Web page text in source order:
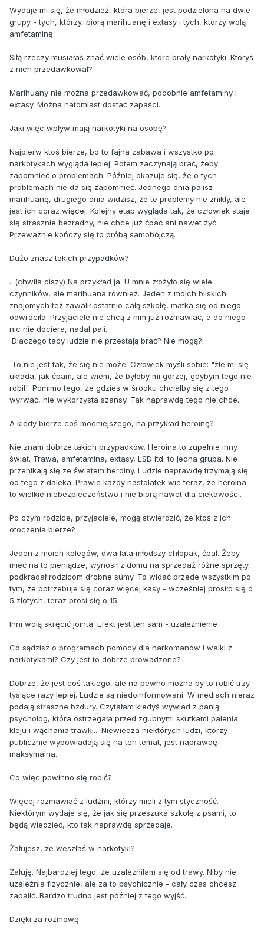
Wydaje mi się, że młodzież, która bierze, jest podzielona na dwie
grupy - tych, którzy, biorą marihuanę i extasy i tych, którzy wolą
amfetaminę.
Siłą rzeczy musiałaś znać wiele osób, które brały narkotyki. Któryś
z nich przedawkował?
Marihuany nie można przedawkować, podobnie amfetaminy i
extasy. Można natomiast dostać zapaści.
Jaki więc wpływ mają narkotyki na osobę?
Najpierw ktoś bierze, bo to fajna zabawa i wszystko po
narkotykach wygląda lepiej. Potem zaczynają brać, żeby
zapomnieć o problemach. Później okazuje się, że o tych
problemach nie da się zapomnieć. Jednego dnia palisz
marihuanę, drugiego dnia widzisz, że te problemy nie znikły, ale
jest ich coraz więcej. Kolejny etap wygląda tak, że człowiek staje
się strasznie bezradny, nie chce już ćpać ani nawet żyć.
Przeważnie kończy się to próbą samobójczą.
Dużo znasz takich przypadków?
...(chwila ciszy) Na przykład ja. U mnie złożyło się wiele
czynników, ale marihuana również. Jeden z moich bliskich
znajomych też zawalił ostatnio całą szkołę, matka się od niego
odwróciła. Przyjaciele nie chcą z nim już rozmawiać, a do niego
nic nie dociera, nadal pali.
Dlaczego tacy ludzie nie przestają brać? Nie mogą?
To nie jest tak, że się nie może. Człowiek myśli sobie: "źle mi się
układa, jak ćpam, ale wiem, że byłoby mi gorzej, gdybym tego nie
robił". Pomimo tego, że gdzieś w środku chciałby się z tego
wyrwać, nie wykorzysta szansy. Tak naprawdę tego nie chce.
A kiedy bierze coś mocniejszego, na przykład heroinę?
Nie znam dobrze takich przypadków. Heroina to zupełnie inny
świat. Trawa, amfetamina, extasy, LSD itd. to jedna grupa. Nie
przenikają się ze światem heroiny. Ludzie naprawdę trzymają się
od tego z daleka. Prawie każdy nastolatek wie teraz, że heroina
to wielkie niebezpieczeństwo i nie biorą nawet dla ciekawości.
Po czym rodzice, przyjaciele, mogą stwierdzić, że ktoś z ich
otoczenia bierze?
Jeden z moich kolegów, dwa lata młodszy chłopak, ćpał. Żeby
mieć na to pieniądze, wynosił z domu na sprzedaż różne sprzęty,
podkradał rodzicom drobne sumy. To widać przede wszystkim po
tym, że potrzebuje się coraz więcej kasy - wcześniej prosiło się o
5 złotych, teraz prosi się o 15.
Inni wolą skręcić jointa. Efekt jest ten sam - uzależnienie
Co sądzisz o programach pomocy dla narkomanów i walki z
narkotykami? Czy jest to dobrze prowadzone?
Dobrze, że jest coś takiego, ale na pewno można by to robić trzy
tysiące razy lepiej. Ludzie są niedoinformowani. W mediach nieraz
podają straszne bzdury. Czytałam kiedyś wywiad z panią
psycholog, która ostrzegała przed zgubnymi skutkami palenia
kleju i wąchania trawki... Niewiedza niektórych ludzi, którzy
publicznie wypowiadają się na ten temat, jest naprawdę
maksymalna.
Co więc powinno się robić?
Więcej rozmawiać z ludźmi, którzy mieli z tym styczność.
Niektórym wydaje się, że jak się przeszuka szkołę z psami, to
będą wiedzieć, kto tak naprawdę sprzedaje.
Żałujesz, że weszłaś w narkotyki?
Żałuję. Najbardziej tego, że uzależniłam się od trawy. Niby nie
uzależnia fizycznie, ale za to psychicznie - cały czas chcesz
zapalić. Bardzo trudno jest później z tego wyjść.
Dzięki za rozmowę.